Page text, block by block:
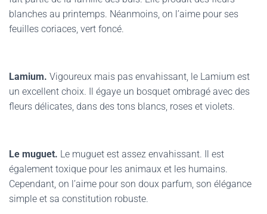
blanches au printemps. Néanmoins, on l’aime pour ses
feuilles coriaces, vert foncé.
Lamium. Vigoureux mais pas envahissant, le Lamium est
un excellent choix. Il égaye un bosquet ombragé avec des
fleurs délicates, dans des tons blancs, roses et violets.
Le muguet. Le muguet est assez envahissant. Il est
également toxique pour les animaux et les humains.
Cependant, on l’aime pour son doux parfum, son élégance
simple et sa constitution robuste.